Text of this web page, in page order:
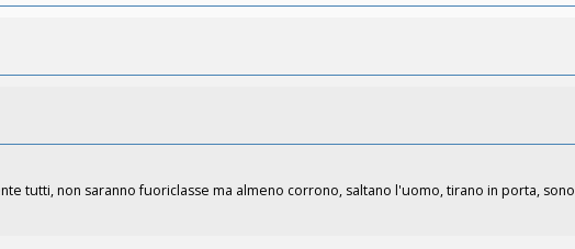
tutti, non saranno fuoriclasse ma almeno corrono, saltano l'uomo, tirano in porta, sono